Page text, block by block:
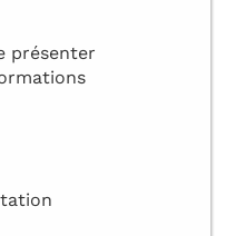
présenter